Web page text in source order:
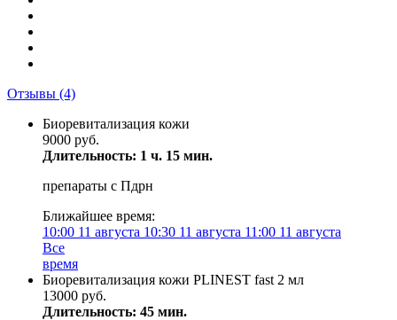
Отзывы (4)
Биоревитализация кожи
9000 руб.
Длительность: 1 ч. 15 мин.
препараты с Пдрн
Ближайшее время:
10:00 11 августа 10:30 11 августа 11:00 11 августа
Все
время
Биоревитализация кожи PLINEST fast 2 мл
13000 руб.
Длительность: 45 мин.